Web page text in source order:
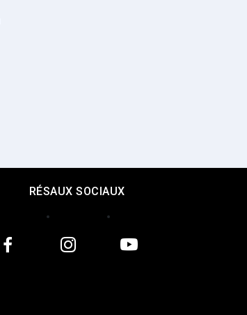
RÉSAUX SOCIAUX